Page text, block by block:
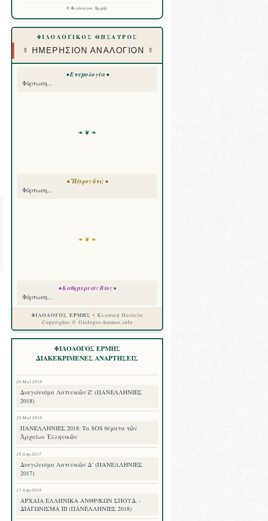
© Φιλόλογος Ἑρμῆς
ΦΙΛΟΛΟΓΙΚΟΣ ΘΗΣΑΥΡΟΣ
☿ ΗΜΕΡΗΣΙΟΝ ΑΝΑΛΟΓΙΟΝ ☿
• Ετυμολογία •
Φόρτωση...
❧ ❦ ❧
• Ἤξερες ὅτι; •
Φόρτωση...
❧ ❦ ❧
• Καθημερινός Βίος •
Φόρτωση...
ΦΙΛΟΛΟΓΟΣ ΕΡΜΗΣ • Κλασική Παιδεία
Copyrights © filologos-hermes.info
ΦΙΛΟΛΟΓΟΣ ΕΡΜΗΣ
ΔΙΑΚΕΚΡΙΜΕΝΕΣ ΑΝΑΡΤΗΣΕΙΣ
26 Μαΐ 2018
Διαγώνισμα Λατινικῶν Ζ’ (ΠΑΝΕΛΛΗΝΙΕΣ
2018)
28 Μαΐ 2018
ΠΑΝΕΛΛΗΝΙΕΣ 2018: Τα SOS θέματα τῶν
Ἀρχαίων Ἑλληνικῶν
18 Απρ 2017
Διαγώνισμα Λατινικῶν Δ’ (ΠΑΝΕΛΛΗΝΙΕΣ
2017)
13 Απρ 2018
ΑΡΧΑΙΑ ΕΛΛΗΝΙΚΑ ΑΝΘΡ/ΚΩΝ ΣΠΟΥΔ. -
ΔΙΑΓΩΝΙΣΜΑ III (ΠΑΝΕΛΛΗΝΙΕΣ 2018)